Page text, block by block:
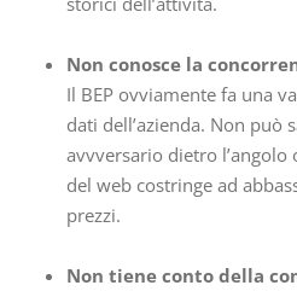
Non conosce la
Il BEP ovviamente fa una
dati dell’azienda. Non può
avvversario dietro l’angolo
del web costringe ad
prezzi.
Non tiene conto della